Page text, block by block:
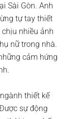
Sài Gòn. Anh
tự tay thiết
nhiều ảnh
nữ trong nhà.
cảm hứng
thiết kế
sự động